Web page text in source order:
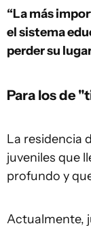
“La más
el sistema
perder su
Para los de
La residencia
juveniles que
profundo y
Actualmente,